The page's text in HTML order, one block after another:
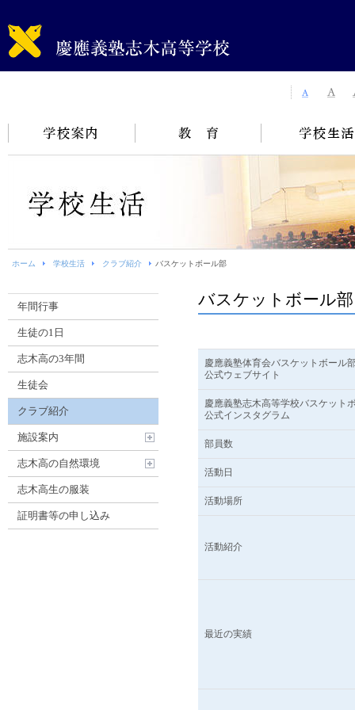
ホーム 学校生活 クラブ紹介 バスケットボール部
バスケットボール部
慶應義塾体育会バスケットボール
公式ウェブサイト
慶應義塾志木高等学校バスケット
公式インスタグラム
部員数
活動日
活動場所
活動紹介
最近の実績
年間行事
生徒の1日
志木高の3年間
生徒会
クラブ紹介
施設案内
志木高の自然環境
志木高生の服装
証明書等の申し込み